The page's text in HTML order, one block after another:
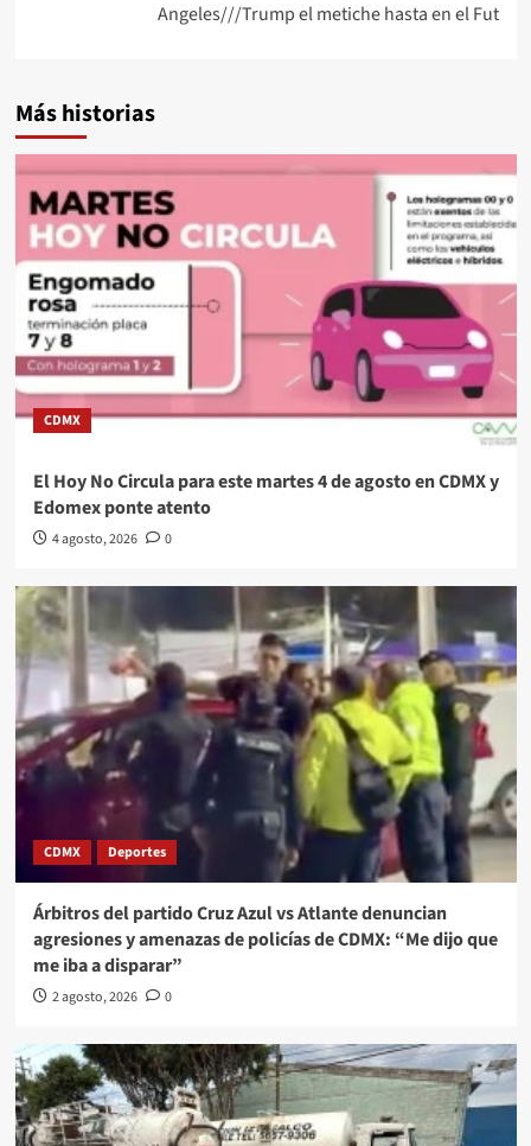
Angeles///Trump el metiche hasta en el Fut
Más historias
CDMX
El Hoy No Circula para este martes 4 de agosto en CDMX y
Edomex ponte atento
4 agosto, 2026 0
CDMX Deportes
Árbitros del partido Cruz Azul vs Atlante denuncian
agresiones y amenazas de policías de CDMX: “Me dijo que
me iba a disparar”
2 agosto, 2026 0